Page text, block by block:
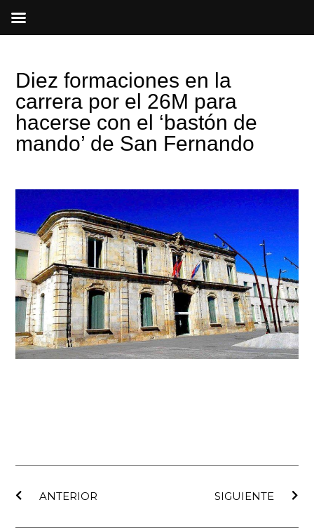
Diez formaciones en la
carrera por el 26M para
hacerse con el ‘bastón de
mando’ de San Fernando
ANTERIOR
SIGUIENTE